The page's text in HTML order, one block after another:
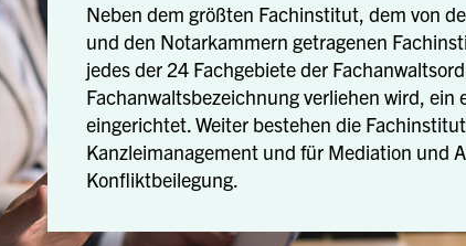
Neben dem größten Fachinstitut, dem von
und den Notarkammern getragenen
jedes der 24 Fachgebiete der
Fachanwaltsbezeichnung verliehen wird, ein
eingerichtet. Weiter bestehen die
Kanzleimanagement und für Mediation und
Konfliktbeilegung.